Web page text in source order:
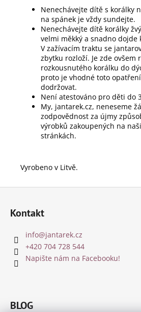
Nenechávejte dítě s korálky
na spánek je vždy sundejte.
Nenechávejte dítě korálky
velmi měkký a snadno dojde
V zažívacím traktu se
zbytku rozloží. Je zde ovšem
rozkousnutého korálku do
proto je vhodné toto
dodržovat.
Není atestováno pro děti do
My, jantarek.cz, neneseme
zodpovědnost za újmy
výrobků zakoupených na
stránkách.
Vyrobeno v Litvě.
Kontakt
info@jantarek.cz
+420 704 728 544
Napište nám na Facebooku!
BLOG